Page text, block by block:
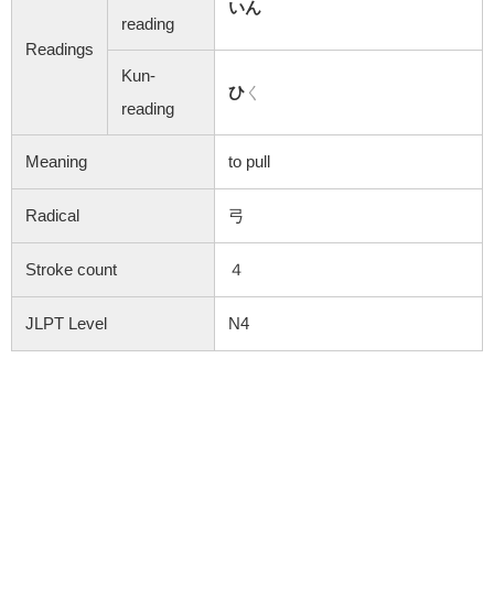
Readings
reading
いん
Kun-
reading
ひ く
Meaning to pull
Radical 弓
Stroke count ４
JLPT Level N4